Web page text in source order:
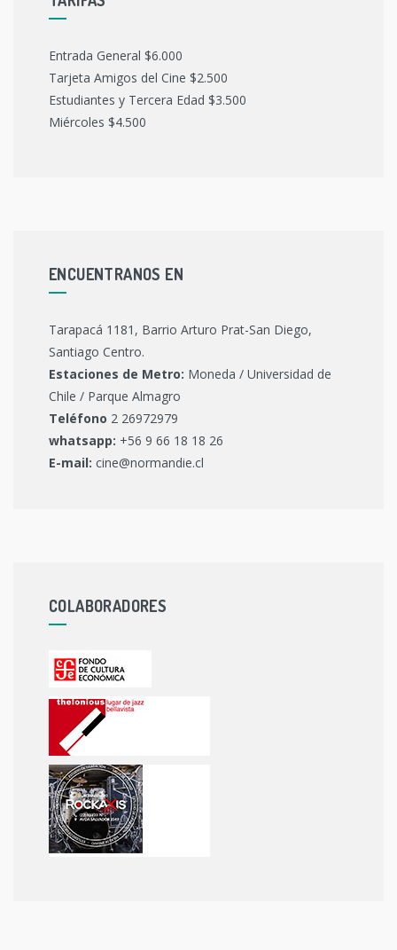
Entrada General $6.000
Tarjeta Amigos del Cine $2.500
Estudiantes y Tercera Edad $3.500
Miércoles $4.500
ENCUENTRANOS EN
Tarapacá 1181, Barrio Arturo Prat-San Diego,
Santiago Centro.
Estaciones de Metro: Moneda / Universidad de
Chile / Parque Almagro
Teléfono 2 26972979
whatsapp: +56 9 66 18 18 26
E-mail: cine@normandie.cl
COLABORADORES